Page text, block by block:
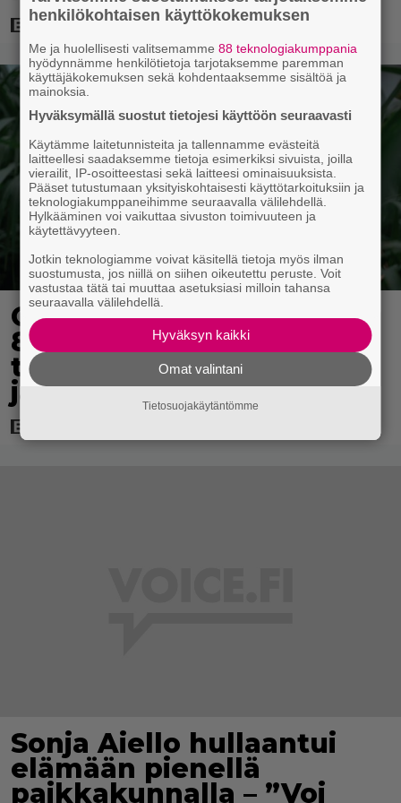
Ohjaaja lähti kalppimaan
870 miljoonaa dollaria
tuottaneen elokuvan
jatko-osasta
Sonja Aiello hullaantui
elämään pienellä
paikkakunnalla – ”Voi
henkilökohtaisen käyttökokemuksen
Me ja huolellisesti valitsemamme88 teknologiakumppania
hyödynnämme henkilötietoja tarjotaksemme paremman
käyttäjäkokemuksen sekä kohdentaaksemme sisältöä ja
mainoksia.
Hyväksymällä suostut tietojesi käyttöön seuraavasti
Käytämme laitetunnisteita ja tallennamme evästeitä
laitteellesi saadaksemme tietoja esimerkiksi sivuista, joilla
vierailit, IP-osoitteestasi sekä laitteesi ominaisuuksista.
Pääset tutustumaan yksityiskohtaisesti käyttötarkoituksiin ja
teknologiakumppaneihimme seuraavalla välilehdellä.
Hylkääminen voi vaikuttaa sivuston toimivuuteen ja
käytettävyyteen.
Jotkin teknologiamme voivat käsitellä tietoja myös ilman
suostumusta, jos niillä on siihen oikeutettu peruste. Voit
vastustaa tätä tai muuttaa asetuksiasi milloin tahansa
seuraavalla välilehdellä.
Hyväksyn kaikki
Omat valintani
Tietosuojakäytäntömme